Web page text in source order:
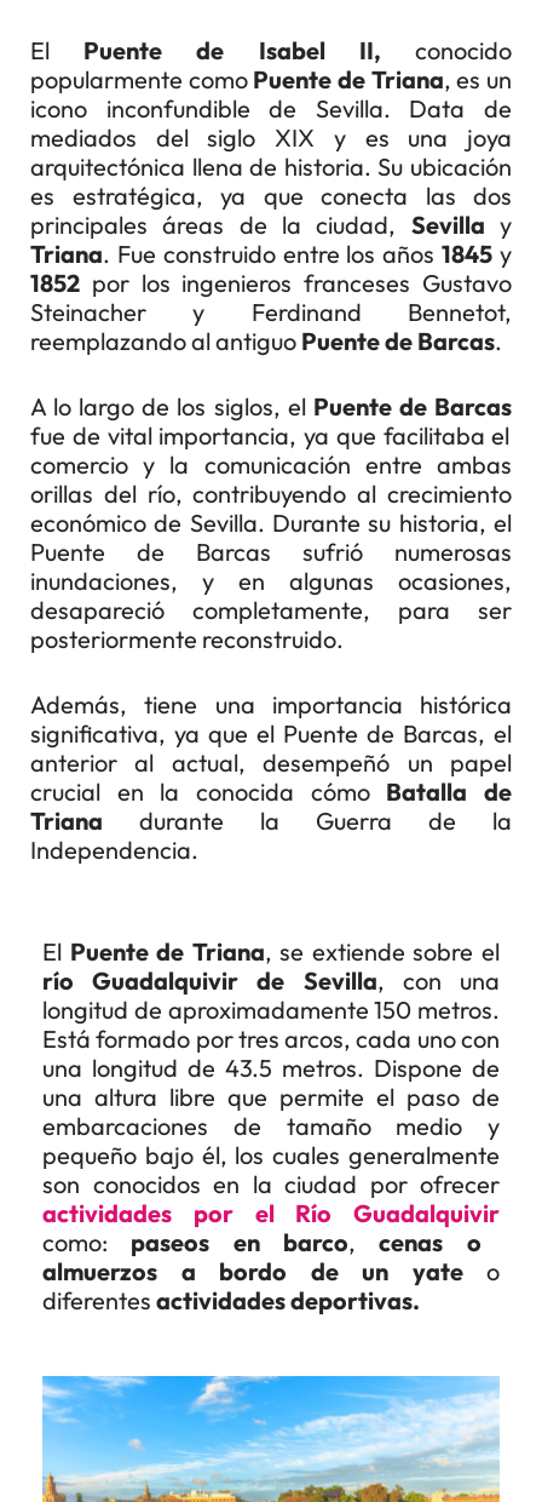
El Puente de Isabel II, conocido
popularmente como Puente de Triana, es un
icono inconfundible de Sevilla. Data de
mediados del siglo XIX y es una joya
arquitectónica llena de historia. Su ubicación
es estratégica, ya que conecta las dos
principales áreas de la ciudad, Sevilla y
Triana. Fue construido entre los años1845y
1852 por los ingenieros franceses Gustavo
Steinacher y Ferdinand Bennetot,
reemplazando al antiguo Puente de Barcas.
A lo largo de los siglos, el Puente de Barcas
fue de vital importancia, ya que facilitaba el
comercio y la comunicación entre ambas
orillas del río, contribuyendo al crecimiento
económico de Sevilla. Durante su historia, el
Puente de Barcas sufrió numerosas
inundaciones, y en algunas ocasiones,
desapareció completamente, para ser
posteriormente reconstruido.
Además, tiene una importancia histórica
significativa, ya que el Puente de Barcas, el
anterior al actual, desempeñó un papel
crucial en la conocida cómo Batalla de
Triana durante la Guerra de la
Independencia.
El Puente de Triana, se extiende sobre el
río Guadalquivir de Sevilla, con una
longitud de aproximadamente 150 metros.
Está formado por tres arcos, cada uno con
una longitud de 43.5 metros. Dispone de
una altura libre que permite el paso de
embarcaciones de tamaño medio y
pequeño bajo él, los cuales generalmente
son conocidos en la ciudad por ofrecer
actividades por el Río Guadalquivir
como: paseos en barco,cenas o
almuerzos a bordo de un yateo
diferentes actividades deportivas.